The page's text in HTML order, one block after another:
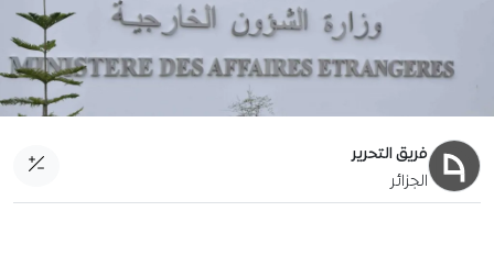
فريق التحرير
الجزائر